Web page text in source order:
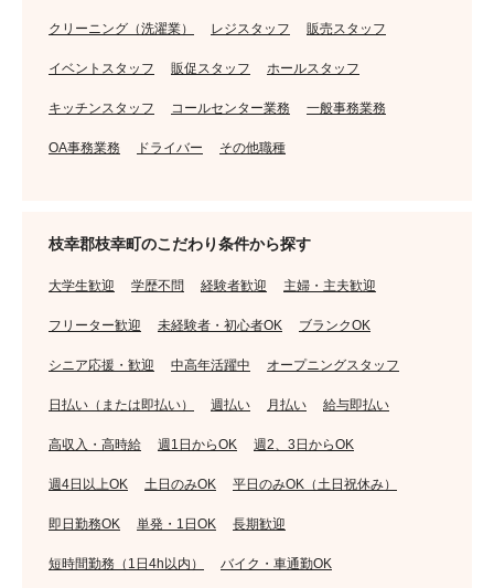
クリーニング（洗濯業） レジスタッフ 販売スタッフ
イベントスタッフ 販促スタッフ ホールスタッフ
キッチンスタッフ コールセンター業務 一般事務業務
OA事務業務 ドライバー その他職種
枝幸郡枝幸町のこだわり条件から探す
大学生歓迎 学歴不問 経験者歓迎 主婦・主夫歓迎
フリーター歓迎 未経験者・初心者OK ブランクOK
シニア応援・歓迎 中高年活躍中 オープニングスタッフ
日払い（または即払い） 週払い 月払い 給与即払い
高収入・高時給 週1日からOK 週2、3日からOK
週4日以上OK 土日のみOK 平日のみOK（土日祝休み）
即日勤務OK 単発・1日OK 長期歓迎
短時間勤務（1日4h以内） バイク・車通勤OK